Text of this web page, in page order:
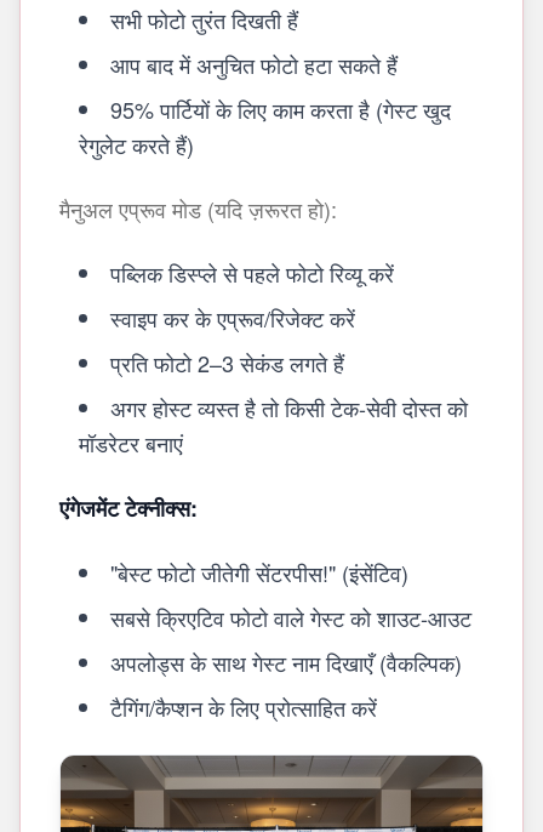
सभी फोटो तुरंत दिखती हैं
आप बाद में अनुचित फोटो हटा सकते हैं
95% पार्टियों के लिए काम करता है (गेस्ट खुद
रेगुलेट करते हैं)
मैनुअल एप्रूव मोड (यदि ज़रूरत हो):
पब्लिक डिस्प्ले से पहले फोटो रिव्यू करें
स्वाइप कर के एप्रूव/रिजेक्ट करें
प्रति फोटो 2–3 सेकंड लगते हैं
अगर होस्ट व्यस्त है तो किसी टेक-सेवी दोस्त को
मॉडरेटर बनाएं
एंगेजमेंट टेक्नीक्स:
"बेस्ट फोटो जीतेगी सेंटरपीस!" (इंसेंटिव)
सबसे क्रिएटिव फोटो वाले गेस्ट को शाउट-आउट
अपलोड्स के साथ गेस्ट नाम दिखाएँ (वैकल्पिक)
टैगिंग/कैप्शन के लिए प्रोत्साहित करें